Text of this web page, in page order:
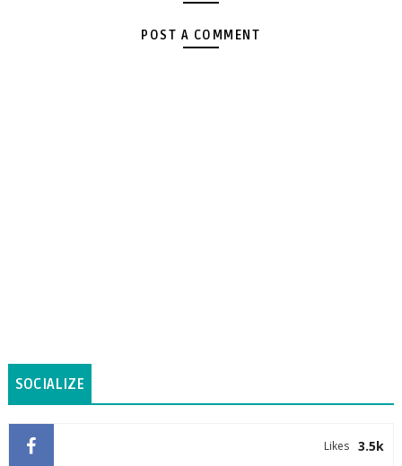
POST A COMMENT
SOCIALIZE
3.5k
Likes